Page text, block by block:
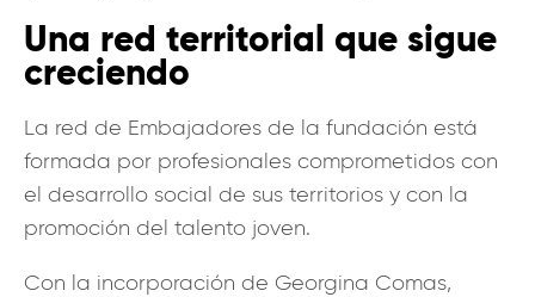
Una red territorial que sigue
creciendo
La red de Embajadores de la fundación está
formada por profesionales comprometidos con
el desarrollo social de sus territorios y con la
promoción del talento joven.
Con la incorporación de Georgina Comas,